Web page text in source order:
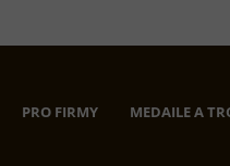
PRO FIRMY MEDAILE A